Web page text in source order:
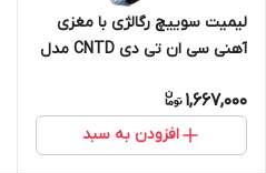
لیمیت سوییچ رگالژی با مغزی
آهنی سی ان تی دی CNTD مدل
1,667,000
افزودن به سبد